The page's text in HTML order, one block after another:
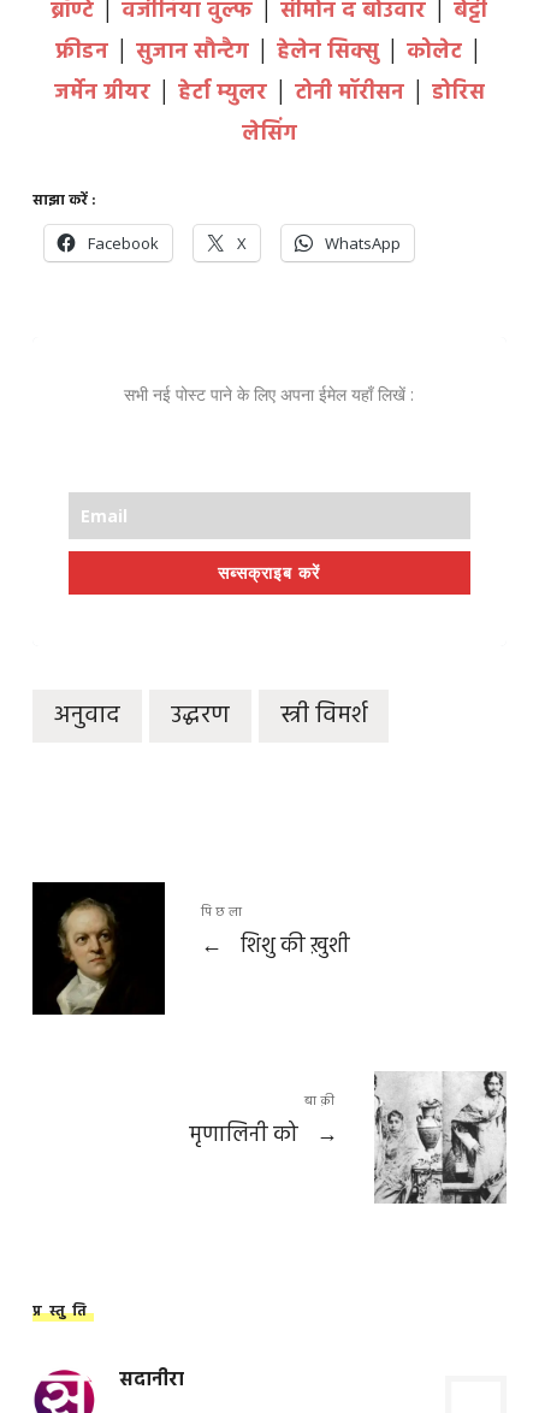
ब्रॉण्टे │वर्जीनिया वुल्फ │सीमोन द बोउवार │बेट्टी
फ्रीडन│ सुजान सौन्टैग│ हेलेन सिक्सु│ कोलेट│
जर्मेन ग्रीयर│ हेर्टा म्युलर│ टोनी मॉरीसन│ डोरिस
लेसिंग
साझा करें :
Facebook X WhatsApp
सभी नई पोस्ट पाने के लिए अपना ईमेल यहाँ लिखें :
सब्सक्राइब करें
अनुवाद उद्धरण स्त्री विमर्श
पिछला
← शिशु की ख़ुशी
बाक़ी
मृणालिनी को →
प्रस्तुति
सदानीरा